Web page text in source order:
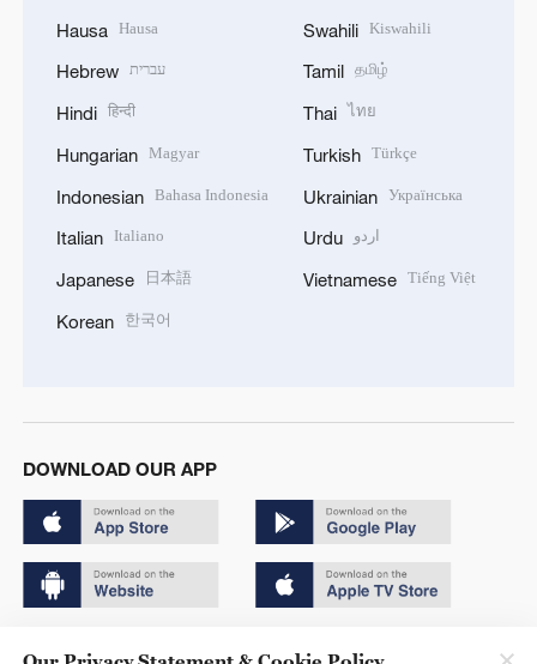
Hausa Hausa
Hebrew עברית
Hindi हिन्दी
Hungarian Magyar
Indonesian Bahasa Indonesia
Italian Italiano
Japanese 日本語
Korean 한국어
Swahili Kiswahili
Tamil தமிழ்
Thai ไทย
Turkish Türkçe
Ukrainian Українська
Urdu اردو
Vietnamese Tiếng Việt
DOWNLOAD OUR APP